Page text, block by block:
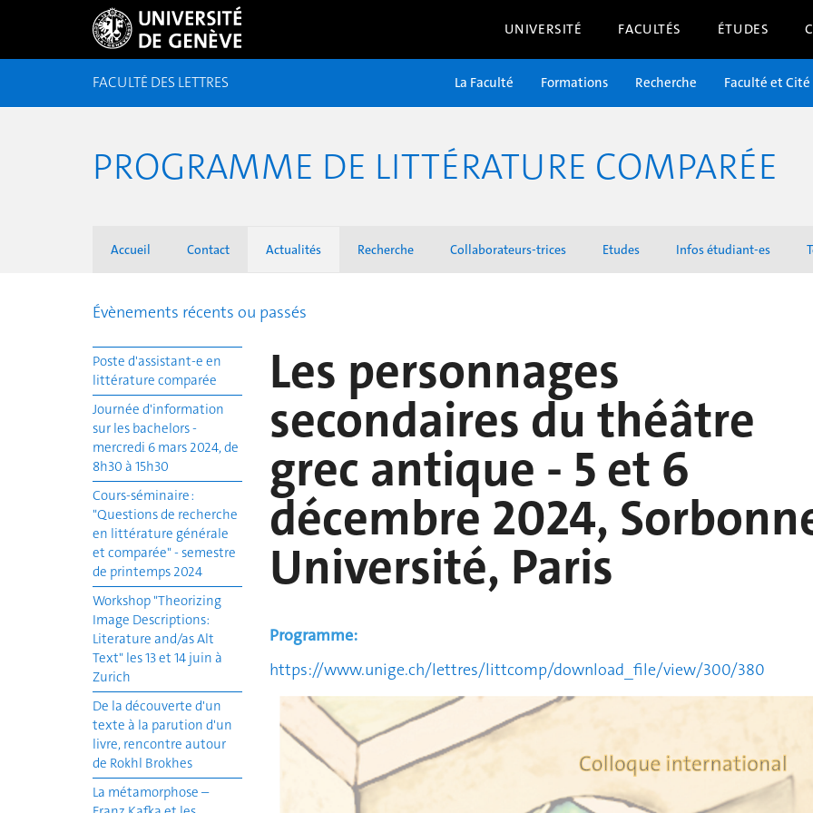
UNIVERSITÉ FACULTÉS ÉTUDES
FACULTÉ DES LETTRES La Faculté Formations Recherche Faculté et Cité
PROGRAMME DE LITTÉRATURE COMPARÉE
Accueil Contact Actualités Recherche Collaborateurs-trices Etudes Infos étudiant-es
Évènements récents ou passés
Poste d'assistant-e en
littérature comparée
Journée d'information
sur les bachelors -
mercredi 6 mars 2024, de
8h30 à 15h30
Cours-séminaire :
"Questions de recherche
en littérature générale
et comparée" - semestre
de printemps 2024
Workshop "Theorizing
Image Descriptions:
Literature and/as Alt
Text" les 13 et 14 juin à
Zurich
De la découverte d'un
texte à la parution d'un
livre, rencontre autour
de Rokhl Brokhes
La métamorphose –
Les personnages
secondaires du théâtre
grec antique - 5 et 6
décembre 2024,
Université, Paris
Programme:
https://www.unige.ch/lettres/littcomp/download_file/view/300/380